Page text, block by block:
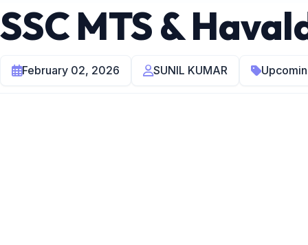
SSC MTS &
February 02, 2026 SUNIL KUMAR